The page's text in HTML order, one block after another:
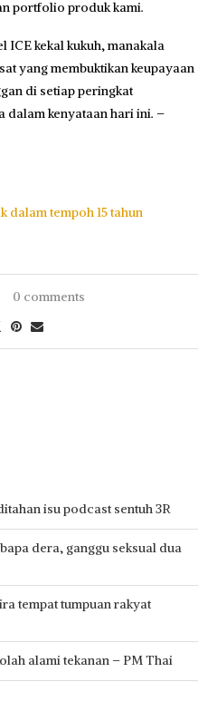
portfolio produk kami.
kekal kukuh, manakala
yang membuktikan keupayaan
di setiap peringkat
dalam kenyataan hari ini. –
dalam tempoh 15 tahun
0 comments
isu podcast sentuh 3R
dera, ganggu seksual dua
tempat tumpuan rakyat
alami tekanan – PM Thai